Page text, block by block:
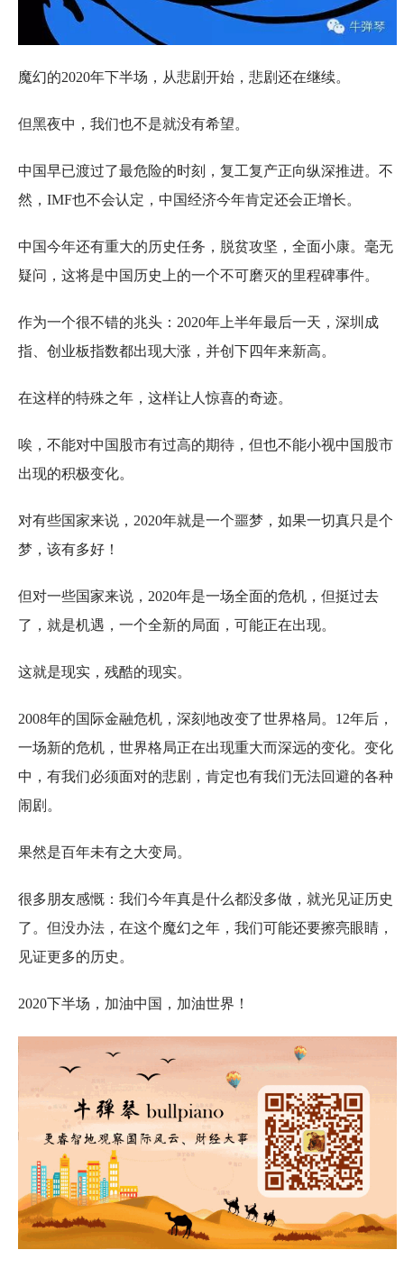
魔幻的2020年下半场，从悲剧开始，悲剧还在继续。
但黑夜中，我们也不是就没有希望。
中国早已渡过了最危险的时刻，复工复产正向纵深推进。不
然，IMF也不会认定，中国经济今年肯定还会正增长。
中国今年还有重大的历史任务，脱贫攻坚，全面小康。毫无
疑问，这将是中国历史上的一个不可磨灭的里程碑事件。
作为一个很不错的兆头：2020年上半年最后一天，深圳成
指、创业板指数都出现大涨，并创下四年来新高。
在这样的特殊之年，这样让人惊喜的奇迹。
唉，不能对中国股市有过高的期待，但也不能小视中国股市
出现的积极变化。
对有些国家来说，2020年就是一个噩梦，如果一切真只是个
梦，该有多好！
但对一些国家来说，2020年是一场全面的危机，但挺过去
了，就是机遇，一个全新的局面，可能正在出现。
这就是现实，残酷的现实。
2008年的国际金融危机，深刻地改变了世界格局。12年后，
一场新的危机，世界格局正在出现重大而深远的变化。变化
中，有我们必须面对的悲剧，肯定也有我们无法回避的各种
闹剧。
果然是百年未有之大变局。
很多朋友感慨：我们今年真是什么都没多做，就光见证历史
了。但没办法，在这个魔幻之年，我们可能还要擦亮眼睛，
见证更多的历史。
2020下半场，加油中国，加油世界！